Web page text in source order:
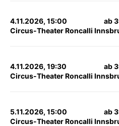
4.11.2026, 15:00
Circus-Theater Roncalli
ab
4.11.2026, 19:30
Circus-Theater Roncalli
ab
5.11.2026, 15:00
Circus-Theater Roncalli
ab